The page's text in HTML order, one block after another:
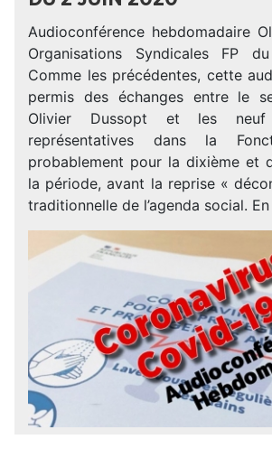
Audioconférence hebdomadaire
Organisations Syndicales FP
Comme les précédentes, cette
permis des échanges entre le
Olivier Dussopt et les neuf
représentatives dans la
probablement pour la dixième et
la période, avant la reprise «
traditionnelle de l’agenda social. En